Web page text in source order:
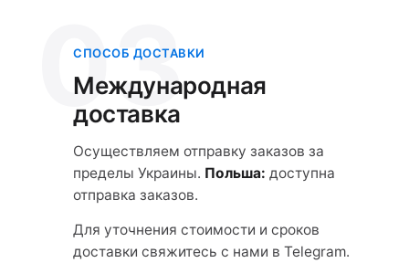
03
СПОСОБ ДОСТАВКИ
Международная
доставка
Осуществляем отправку заказов за
пределы Украины. Польша: доступна
отправка заказов.
Для уточнения стоимости и сроков
доставки свяжитесь с нами в Telegram.